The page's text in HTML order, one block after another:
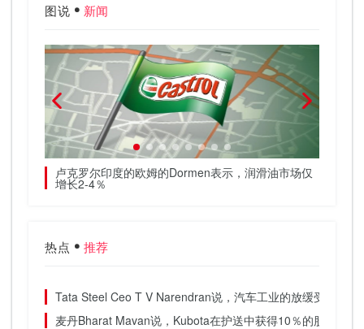
图说 新闻
卢克罗尔印度的欧姆的Dormen表示，润滑油市场仅
增长2-4％
热点 推荐
Tata Steel Ceo T V Narendran说，汽车工业的放缓受到钢铁
麦丹Bharat Mavan说，Kubota在护送中获得10％的股权，以